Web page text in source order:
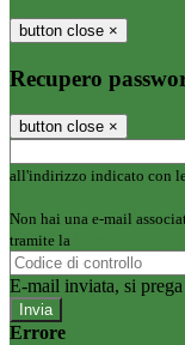
button close ×
Recupero
button close ×
all'indirizzo indicato con
Non hai una e-mail
tramite la
E-mail inviata, si
Errore